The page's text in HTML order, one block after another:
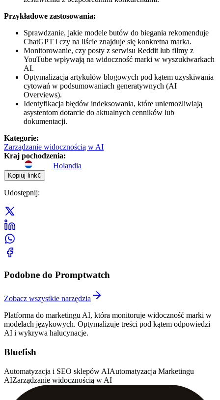
Przykładowe zastosowania:
Sprawdzanie, jakie modele butów do biegania rekomenduje
ChatGPT i czy na liście znajduje się konkretna marka.
Monitorowanie, czy posty z serwisu Reddit lub filmy z
YouTube wpływają na widoczność marki w wyszukiwarkach
AI.
Optymalizacja artykułów blogowych pod kątem uzyskiwania
cytowań w podsumowaniach generatywnych (AI
Overviews).
Identyfikacja błędów indeksowania, które uniemożliwiają
asystentom dotarcie do aktualnych cenników lub
dokumentacji.
Kategorie:
Zarządzanie widocznością w AI
Kraj pochodzenia:
Holandia
Kopiuj linkC
Udostępnij:
Podobne do Promptwatch
Zobacz wszystkie narzędzia
Platforma do marketingu AI, która monitoruje widoczność marki w
modelach językowych. Optymalizuje treści pod kątem odpowiedzi
AI i wykrywa halucynacje.
Bluefish
Automatyzacja i SEO sklepów AIAutomatyzacja Marketingu
AIZarządzanie widocznością w AI